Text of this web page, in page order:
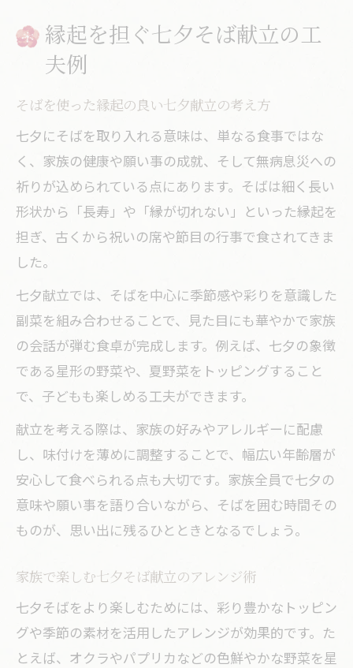
縁起を担ぐ七夕そば献立の工
夫例
そばを使った縁起の良い七夕献立の考え方
七夕にそばを取り入れる意味は、単なる食事ではな
く、家族の健康や願い事の成就、そして無病息災への
祈りが込められている点にあります。そばは細く長い
形状から「長寿」や「縁が切れない」といった縁起を
担ぎ、古くから祝いの席や節目の行事で食されてきま
した。
七夕献立では、そばを中心に季節感や彩りを意識した
副菜を組み合わせることで、見た目にも華やかで家族
の会話が弾む食卓が完成します。例えば、七夕の象徴
である星形の野菜や、夏野菜をトッピングすること
で、子どもも楽しめる工夫ができます。
献立を考える際は、家族の好みやアレルギーに配慮
し、味付けを薄めに調整することで、幅広い年齢層が
安心して食べられる点も大切です。家族全員で七夕の
意味や願い事を語り合いながら、そばを囲む時間その
ものが、思い出に残るひとときとなるでしょう。
家族で楽しむ七夕そば献立のアレンジ術
七夕そばをより楽しむためには、彩り豊かなトッピン
グや季節の素材を活用したアレンジが効果的です。た
とえば、オクラやパプリカなどの色鮮やかな野菜を星